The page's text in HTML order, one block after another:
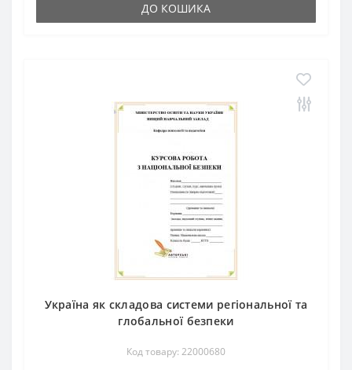
ДО КОШИКА
Україна як складова системи регіональної та
глобальної безпеки
Код товару: 22000680